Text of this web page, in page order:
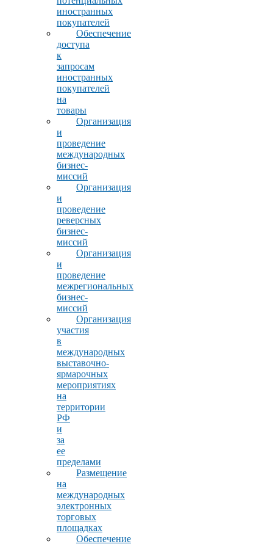
иностранных
покупателей
Обеспечение
доступа
к
запросам
иностранных
покупателей
на
товары
Организация
и
проведение
международных
бизнес-
миссий
Организация
и
проведение
реверсных
бизнес-
миссий
Организация
и
проведение
межрегиональных
бизнес-
миссий
Организация
участия
в
международных
выставочно-
ярмарочных
мероприятиях
на
территории
РФ
и
за
ее
пределами
Размещение
на
международных
электронных
торговых
площадках
Обеспечение